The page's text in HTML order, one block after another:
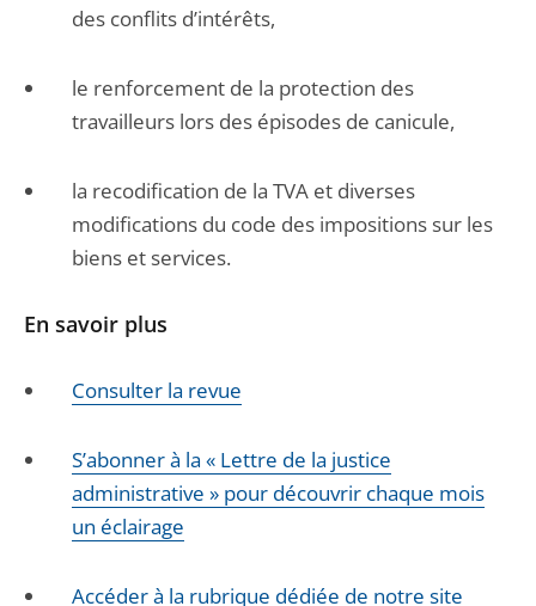
des conflits d’intérêts,
le renforcement de la protection des
travailleurs lors des épisodes de canicule,
la recodification de la TVA et diverses
modifications du code des impositions sur les
biens et services.
En savoir plus
Consulter la revue
S’abonner à la « Lettre de la justice
administrative » pour découvrir chaque mois
un éclairage
Accéder à la rubrique dédiée de notre site